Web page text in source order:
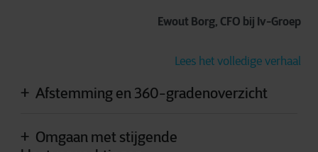
Ewout Borg, CFO bij Iv-Groep
Lees het volledige verhaal
Afstemming en 360-gradenoverzicht
Omgaan met stijgende